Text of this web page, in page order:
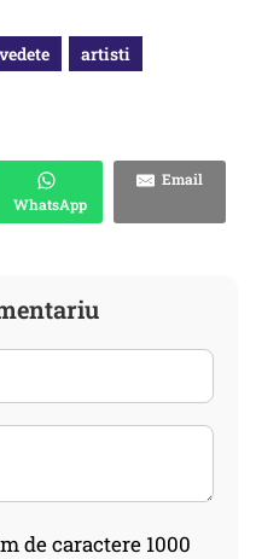
vedete artisti
WhatsApp
Email
de caractere 1000